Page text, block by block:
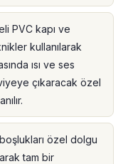
PVC kapı ve
kullanılarak
ısı ve ses
çıkaracak özel
özel dolgu
tam bir